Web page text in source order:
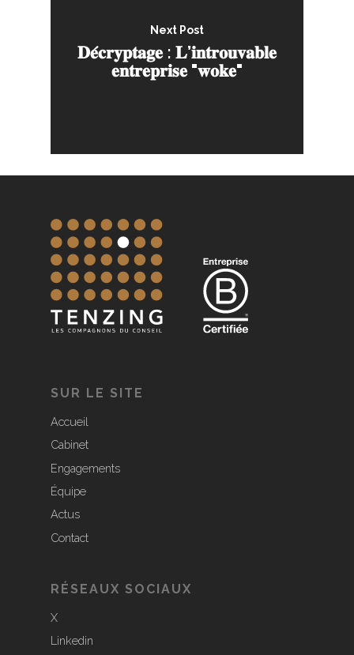
Next Post
𝐃𝐞́𝐜𝐫𝐲𝐩𝐭𝐚𝐠𝐞 : 𝐋’𝐢𝐧𝐭𝐫𝐨𝐮𝐯𝐚𝐛𝐥𝐞
𝐞𝐧𝐭𝐫𝐞𝐩𝐫𝐢𝐬𝐞 "𝐰𝐨𝐤𝐞"
SUR LE SITE
Accueil
Cabinet
Engagements
Équipe
Actus
Contact
RÉSEAUX SOCIAUX
X
Linkedin